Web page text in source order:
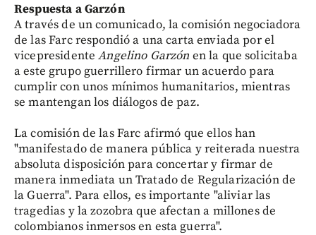
Respuesta a Garzón
A través de un comunicado, la comisión negociadora
de las Farc respondió a una carta enviada por el
vicepresidenteAngelino Garzón en la que solicitaba
a este grupo guerrillero firmar un acuerdo para
cumplir con unos mínimos humanitarios, mientras
se mantengan los diálogos de paz.
La comisión de las Farc afirmó que ellos han
"manifestado de manera pública y reiterada nuestra
absoluta disposición para concertar y firmar de
manera inmediata un Tratado de Regularización de
la Guerra". Para ellos, es importante "aliviar las
tragedias y la zozobra que afectan a millones de
colombianos inmersos en esta guerra".